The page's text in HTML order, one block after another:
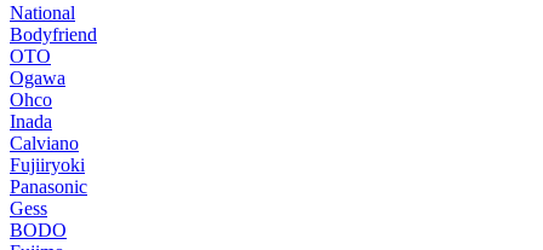
National
Bodyfriend
OTO
Ogawa
Ohco
Inada
Calviano
Fujiiryoki
Panasonic
Gess
BODO